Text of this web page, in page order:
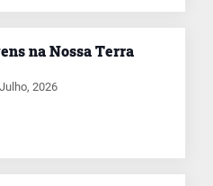
na Nossa Terra
2026